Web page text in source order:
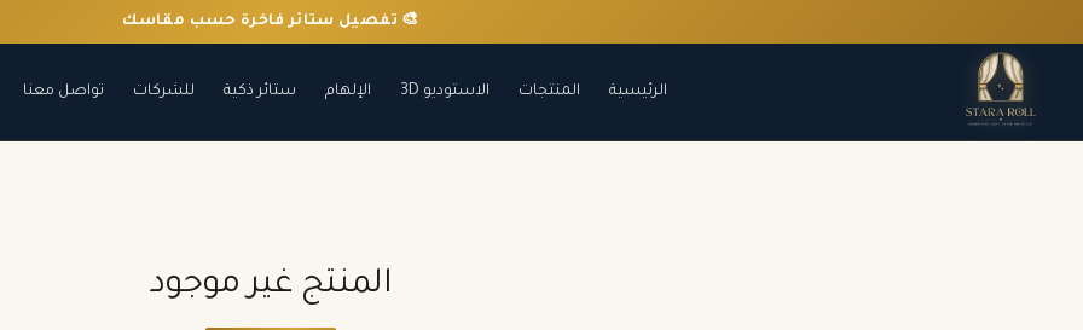
🎨 تفصيل ستائر فاخرة حسب مقاسك
الرئيسية المنتجات الاستوديو 3D الإلهام ستائر ذكية للشركات تواصل معنا
المنتج غير موجود